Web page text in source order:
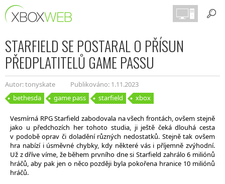
STARFIELD SE POSTARAL O PŘÍSUN
PŘEDPLATITELŮ GAME PASSU
Autor: tonyskate
Publikováno: 1.11.2023
bethesda
game pass starfield xbox
Vesmírná RPG Starfield zabodovala na všech frontách, ovšem stejně
jako u předchozích her tohoto studia, ji ještě čeká dlouhá cesta
v podobě oprav či doladění různých nedostatků. Stejně tak ovšem
hra nabízí i úsměvné chybky, kdy některé vás i příjemně zvýhodní.
Už z dříve víme, že během prvního dne si Starfield zahrálo 6 miliónů
hráčů, aby pak jen o něco později byla pokořena hranice 10 miliónů
hráčů.